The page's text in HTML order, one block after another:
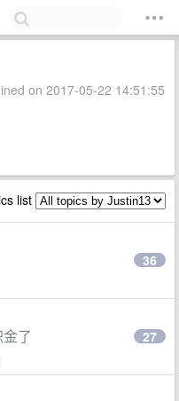
on 2017-05-22 14:51:55
list
36
了 27